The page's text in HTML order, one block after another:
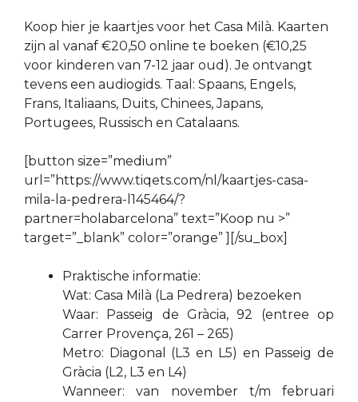
Koop hier je kaartjes voor het Casa Milà. Kaarten
zijn al vanaf €20,50 online te boeken (€10,25
voor kinderen van 7-12 jaar oud). Je ontvangt
tevens een audiogids. Taal: Spaans, Engels,
Frans, Italiaans, Duits, Chinees, Japans,
Portugees, Russisch en Catalaans.
[button size=”medium”
url=”https://www.tiqets.com/nl/kaartjes-casa-
mila-la-pedrera-l145464/?
partner=holabarcelona” text=”Koop nu >”
target=”_blank” color=”orange” ][/su_box]
Praktische informatie:
Wat: Casa Milà (La Pedrera) bezoeken
Waar: Passeig de Gràcia, 92 (entree op
Carrer Provença, 261 – 265)
Metro: Diagonal (L3 en L5) en Passeig de
Gràcia (L2, L3 en L4)
Wanneer: van november t/m februari